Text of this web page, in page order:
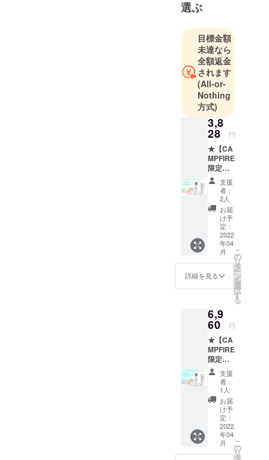
選ぶ
目標金額
未達なら
全額返金
されます
(All-or-
Nothing
方式)
3,8
28 円
★【CA
MPFIRE
限定
割】Lu-
moスキ
ンケア
セット
(1ヶ月
お試し
コース)
＜セッ
ト内容
＞ Lu-
moスキ
ンケア
ロー
ン 内
容
量:150
mL（販
売予定
価格
¥3,980/
1本）
1本 Lu-
moフェ
イシャ
ウォッ
シュ
内容
量:150g
支援
者：
2人
お届
け予
定：
2022
年04
月
詳細を見る
こ
の
リ
タ
ー
ン
を
選
択
す
る
6,9
60 円
★【CA
MPFIRE
限定
割】Lu-
moスキ
ンケア
セット
(2ヶ月
しっか
りコー
セット
内容＞
支援
者：
1人
お届
け予
定：
2022
年04
月
こ
の
リ
タ